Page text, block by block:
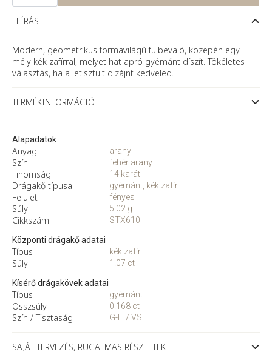
arany
fülbevaló
és
gyémánttal
mennyiség
LEÍRÁS
Modern, geometrikus formavilágú fülbevaló, közepén egy
mély kék zafírral, melyet hat apró gyémánt díszít. Tökéletes
választás, ha a letisztult dizájnt kedveled.
TERMÉKINFORMÁCIÓ
Alapadatok
Anyag
Szín
Finomság
Drágakő típusa
Felület
Súly
Cikkszám
arany
fehér arany
14 karát
gyémánt, kék zafír
fényes
5.02 g
STX610
Központi drágakő adatai
Típus
Súly
kék zafír
1.07 ct
Kísérő drágakövek adatai
Típus
Összsúly
Szín / Tisztaság
gyémánt
0.168 ct
G-H / VS
SAJÁT TERVEZÉS, RUGALMAS RÉSZLETEK